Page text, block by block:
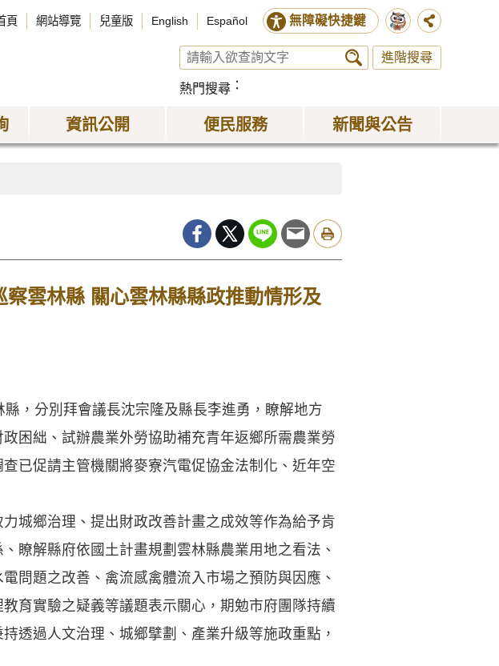
頁 網站導覽 兒童版 English Español 無障礙快捷鍵
進階搜尋
熱門搜尋
資訊公開 便民服務 新聞與公告
雲林縣 關心雲林縣縣政推動情形及
，分別拜會議長沈宗隆及縣長李進勇，瞭解地方
困絀、試辦農業外勞協助補充青年返鄉所需農業勞
已促請主管機關將麥寮汽電促協金法制化、近年空
城鄉治理、提出財政改善計畫之成效等作為給予肯
瞭解縣府依國土計畫規劃雲林縣農業用地之看法、
問題之改善、禽流感禽體流入市場之預防與因應、
育實驗之疑義等議題表示關心，期勉市府團隊持續
透過人文治理、城鄉擘劃、產業升級等施政重點，